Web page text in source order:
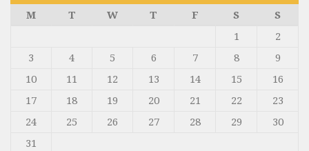
M
T W T F S
S
1
2
3
4 5 6 7 8
9
10
11 12 13 14 15
16
17
18 19 20 21 22
23
24
25 26 27 28 29
30
31